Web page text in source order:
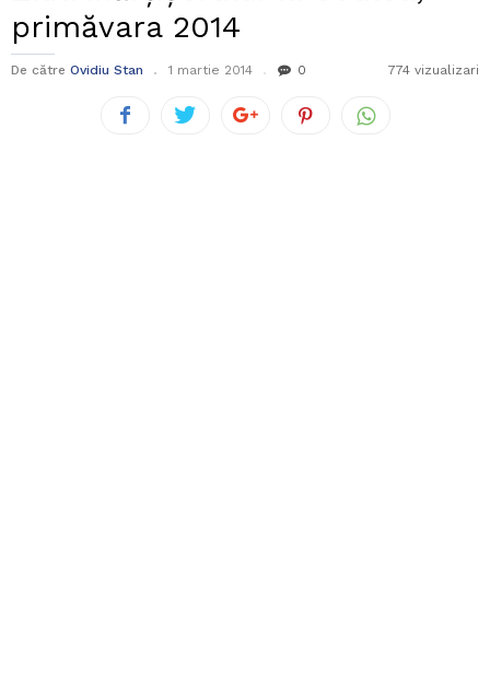
primăvara 2014
De către Ovidiu Stan 1 martie 2014 0 774 vizualizari